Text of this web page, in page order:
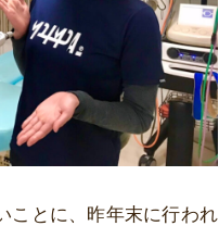
ことに、昨年末に行われ